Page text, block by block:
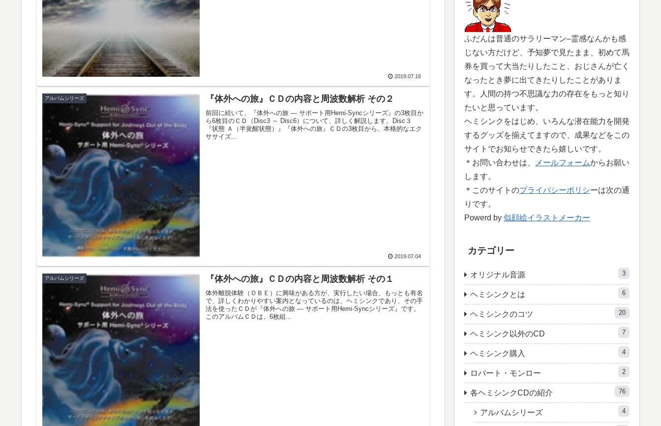
2019.07.16
アルバムシリーズ 『体外への旅』ＣＤの内容と周波数解析 その２
前回に続いて、『体外への旅 ― サポート用Hemi-Syncシリーズ』の3枚目か
ら6枚目のＣＤ（Disc3 ～ Disc6）について、詳しく解説します。Disc３
『状態 Ａ（半覚醒状態）』『体外への旅』ＣＤの3枚目から、本格的なエク
ササイズ...
2019.07.04
アルバムシリーズ 『体外への旅』ＣＤの内容と周波数解析 その１
体外離脱体験（ＯＢＥ）に興味がある方が、実行したい場合、もっとも有名
で、詳しくわかりやすい案内となっているのは、ヘミシンクであり、その手
法を使ったＣＤが『体外への旅 ― サポート用Hemi-Syncシリーズ』です。
このアルバムＣＤは、6枚組...
ふだんは普通のサラリーマン–霊感なんかも感
じない方だけど、予知夢で見たまま、初めて馬
券を買って大当たりしたこと、おじさんが亡く
なったとき夢に出てきたりしたことがありま
す。人間の持つ不思議な力の存在をもっと知り
たいと思っています。
ヘミシンクをはじめ、いろんな潜在能力を開発
するグッズを揃えてますので、成果などをこの
サイトでお知らせできたら嬉しいです。
＊お問い合わせは、
メールフォームからお願い
します。
＊このサイトのプライバシーポリシーは次の通
りです。
Powerd by 似顔絵イラストメーカー
カテゴリー
オリジナル音源 3
ヘミシンクとは 6
ヘミシンクのコツ 20
ヘミシンク以外のCD 7
ヘミシンク購入 4
ロバート・モンロー 2
各ヘミシンクCDの紹介 76
アルバムシリーズ 4